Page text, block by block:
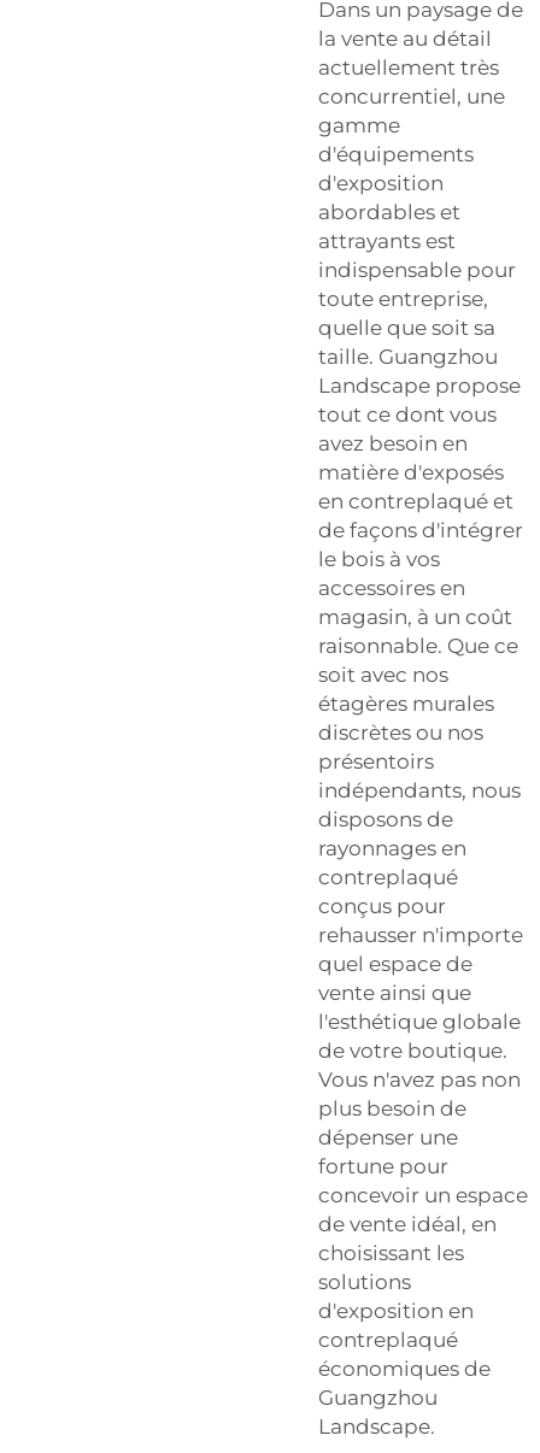
Dans un paysage de
la vente au détail
actuellement très
concurrentiel, une
gamme
d'équipements
d'exposition
abordables et
attrayants est
indispensable pour
toute entreprise,
quelle que soit sa
taille. Guangzhou
Landscape propose
tout ce dont vous
avez besoin en
matière d'exposés
en contreplaqué et
de façons d'intégrer
le bois à vos
accessoires en
magasin, à un coût
raisonnable. Que ce
soit avec nos
étagères murales
discrètes ou nos
présentoirs
indépendants, nous
disposons de
rayonnages en
contreplaqué
conçus pour
rehausser n'importe
quel espace de
vente ainsi que
l'esthétique globale
de votre boutique.
Vous n'avez pas non
plus besoin de
dépenser une
fortune pour
concevoir un espace
de vente idéal, en
choisissant les
solutions
d'exposition en
contreplaqué
économiques de
Guangzhou
Landscape.